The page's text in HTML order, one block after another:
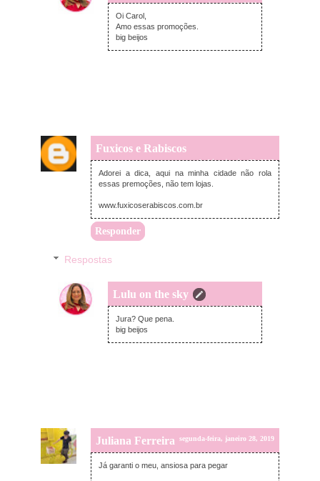
segunda-feira, janeiro 28, 2019
Oi Carol,
Amo essas promoções.
big beijos
Fuxicos e Rabiscos
segunda-feira, janeiro 28, 2019
Adorei a dica, aqui na minha cidade não rola
essas premoções, não tem lojas.
www.fuxicoserabiscos.com.br
Responder
Respostas
Lulu on the sky
segunda-feira, janeiro 28, 2019
Jura? Que pena.
big beijos
Juliana Ferreira segunda-feira, janeiro 28, 2019
Já garanti o meu, ansiosa para pegar